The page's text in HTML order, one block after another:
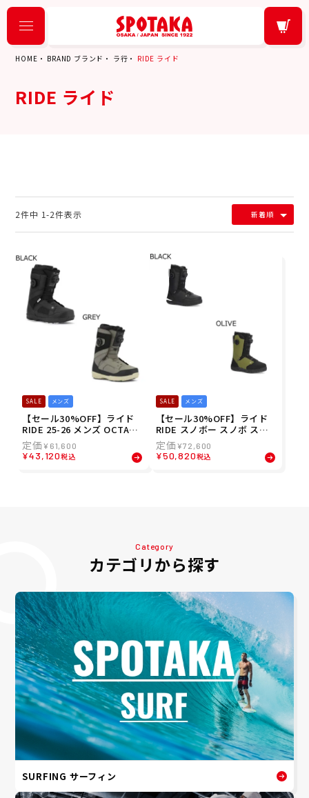
HOME BRAND ブランド ラ行 RIDE ライド
RIDE ライド
新着順
2件中 1-2件表示
SALE メンズ
【セール30%OFF】ライド
RIDE 25-26 メンズ OCTAVE
スノーボード ブーツ RD251
3070 ¥ 61,600
¥43,120税込
SALE メンズ
【セール30%OFF】ライド
RIDE スノボー スノボ スノ
ーボード ブーツ LASSO RD
2404480 メンズ 男性 24-25
¥72,600
¥50,820税込
Category
カテゴリから探す
SURFING サーフィン